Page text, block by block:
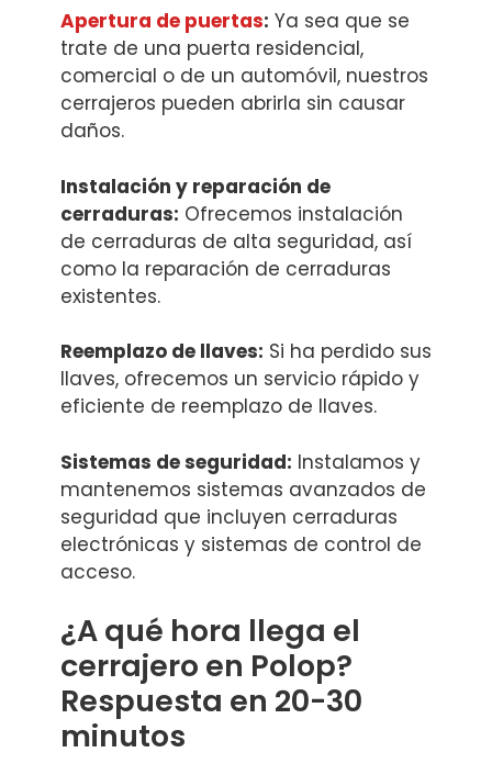
Apertura de puertas: Ya sea que se
trate de una puerta residencial,
comercial o de un automóvil, nuestros
cerrajeros pueden abrirla sin causar
daños.
Instalación y reparación de
cerraduras: Ofrecemos instalación
de cerraduras de alta seguridad, así
como la reparación de cerraduras
existentes.
Reemplazo de llaves: Si ha perdido sus
llaves, ofrecemos un servicio rápido y
eficiente de reemplazo de llaves.
Sistemas de seguridad: Instalamos y
mantenemos sistemas avanzados de
seguridad que incluyen cerraduras
electrónicas y sistemas de control de
acceso.
¿A qué hora llega el
cerrajero en Polop?
Respuesta en 20-30
minutos